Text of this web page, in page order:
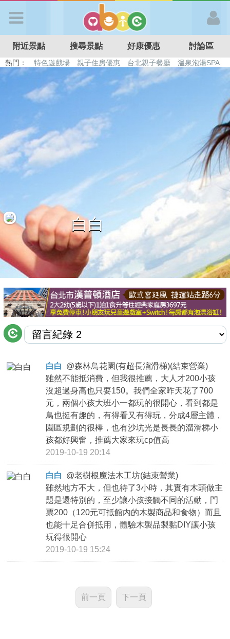
APP登入
首 頁
搜尋景點
好康優惠
最新留言
商家合作
推薦景點
討論區
聯絡我們
APP下載
附近景點 搜尋景點 好康優惠 討論區
熱門： 特色遊戲場 親子住房優惠 台北親子餐廳
溫泉泡湯SPA
溜滑梯民宿
觀光工廠 日本親子景點
白白
白白 @森林鳥花園(有超長溜滑梯)(結束營業)
雖然不能抵消費，但我很推薦，大人才200小孩
沒超過身高也只要150。我們全家昨天花了700
元，兩個小孩大班小一都玩的很開心，看到都是
鳥也挺有趣的，有得看又有得玩，分成4層主體，
園區規劃的很棒，也有沙坑光是長長的溜滑梯小
孩都好興奮，推薦大家來玩cp值高
2019-10-19 20:14
白白 @老樹根魔法木工坊(結束營業)
雖然地方不大，但也待了3小時，其實有木頭做主
題是還特別的，至少讓小孩接觸不同的活動，門
票200（120元可抵館內的木製商品和食物）而且
也能十足合併抵用，體驗木製品製黏DIY讓小孩
玩得很開心
2019-10-19 15:24
前一頁 下一頁